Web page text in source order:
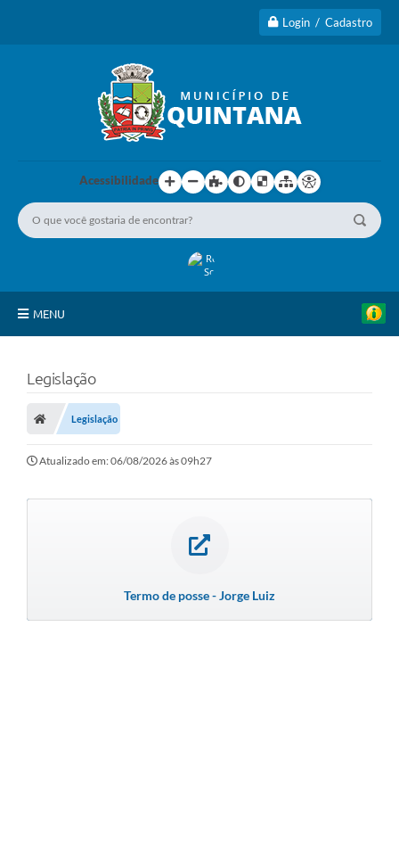
Login / Cadastro
Acessibilidade
MENU
A Cidade
A Prefeitura
Secretarias
Tecnologia da Informação e Proteção de Dados
Legislação
Legislação
Atualizado em: 06/08/2026 às 09h27
Termo de posse - Jorge Luiz